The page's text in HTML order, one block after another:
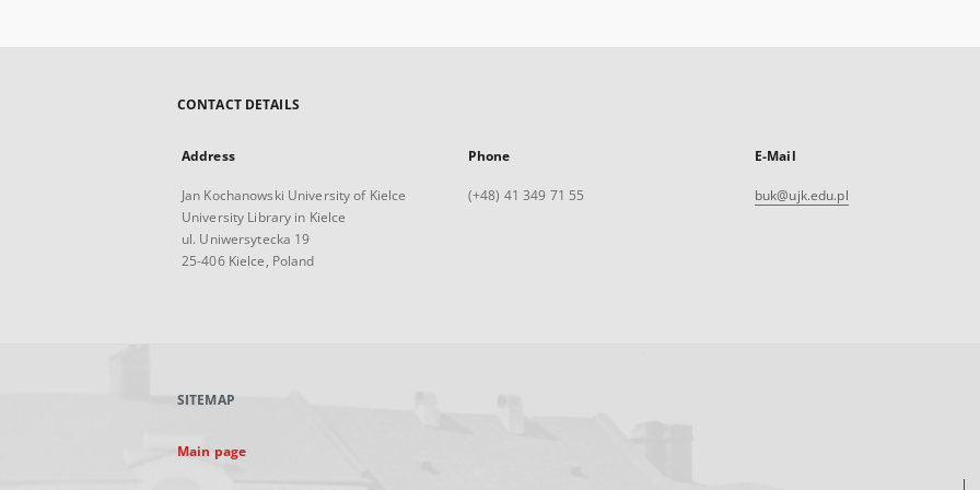
CONTACT DETAILS
Address
Jan Kochanowski University of Kielce
University Library in Kielce
ul. Uniwersytecka 19
25-406 Kielce, Poland
Phone
(+48) 41 349 71 55
E-Mail
buk@ujk.edu.pl
SITEMAP
Main page